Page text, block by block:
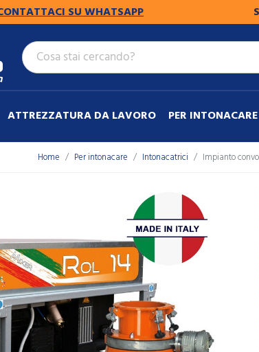
SU WHATSAPP
ATTREZZATURA DA LAVORO PER INTONACARE
Home Per intonacare Intonacatrici Impianto